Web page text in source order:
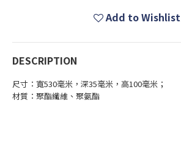
Add to Wishlist
DESCRIPTION
尺寸：寬530毫米，深35毫米，高100毫米；
材質：聚酯纖維、聚氨酯